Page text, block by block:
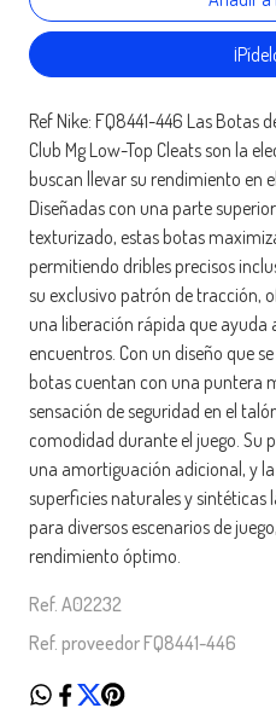
Ref Nike: FQ8441-446 Las Botas
Club Mg Low-Top Cleats son la
buscan llevar su rendimiento en
Diseñadas con una parte
texturizado, estas botas
permitiendo dribles precisos
su exclusivo patrón de tracción,
una liberación rápida que ayuda
encuentros. Con un diseño que
botas cuentan con una puntera
sensación de seguridad en el
comodidad durante el juego. Su
una amortiguación adicional, y
superficies naturales y sintéticas
para diversos escenarios de
rendimiento óptimo.
Ref. A02232
Ref. proveedor FQ8441-446